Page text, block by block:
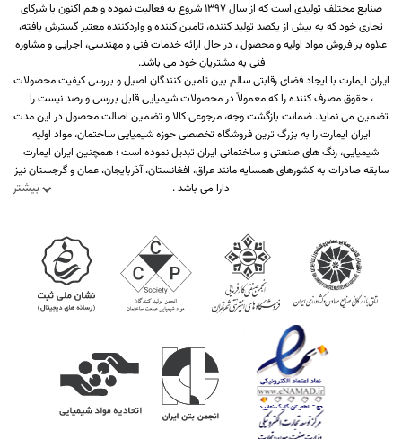
بیشتر
صنایع مختلف تولیدی است که از سال 1397 شروع به فعالیت نموده و هم اکنون با شرکای
تجاری خود که به بیش از یکصد تولید کننده، تامین کننده و واردکننده معتبر گسترش یافته،
علاوه بر فروش مواد اولیه و محصول ، در حال ارائه خدمات فنی و مهندسی، اجرایی و مشاوره
فنی به مشتریان خود می باشد.
ایران ایمارت با ایجاد فضای رقابتی سالم بین تامین کنندگان اصیل و بررسی کیفیت محصولات
، حقوق مصرف کننده را که معمولاً در محصولات شیمیایی قابل بررسی و رصد نیست را
تضمین می نماید. ضمانت بازگشت وجه، مرجوعی کالا و تضمین اصالت محصول در این مدت
ایران ایمارت را به بزرگ ترین فروشگاه تخصصی حوزه شیمیایی ساختمان، مواد اولیه
شیمیایی، رنگ های صنعتی و ساختمانی ایران تبدیل نموده است ؛ همچنین ایران ایمارت
سابقه صادرات به کشورهای همسایه مانند عراق، افغانستان، آذربایجان، عمان و گرجستان نیز
دارا می باشد .